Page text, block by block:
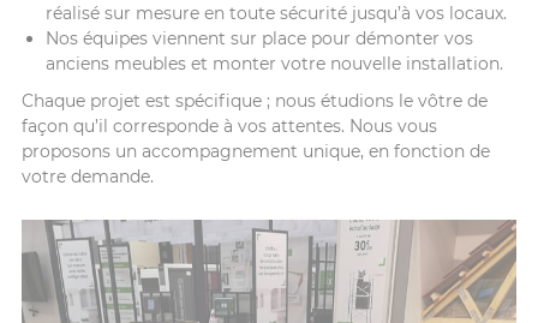
réalisé sur mesure en toute sécurité jusqu’à vos locaux.
Nos équipes viennent sur place pour démonter vos
anciens meubles et monter votre nouvelle installation.
Chaque projet est spécifique ; nous étudions le vôtre de
façon qu’il corresponde à vos attentes. Nous vous
proposons un accompagnement unique, en fonction de
votre demande.